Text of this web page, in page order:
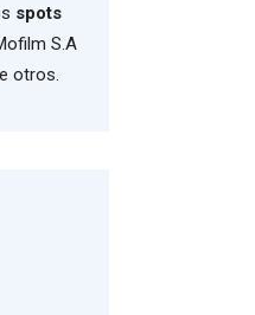
spots
S.A
otros.